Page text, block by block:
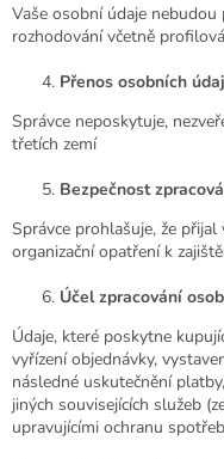
Vaše osobní údaje
rozhodování včetně
Přenos osobních
Správce neposkytuje,
třetích zemí
Bezpečnost
Správce prohlašuje, že
organizační opatření k
Účel zpracování
Údaje, které poskytne
vyřízení objednávky,
následné uskutečnění
jiných souvisejících služeb
upravujícími ochranu